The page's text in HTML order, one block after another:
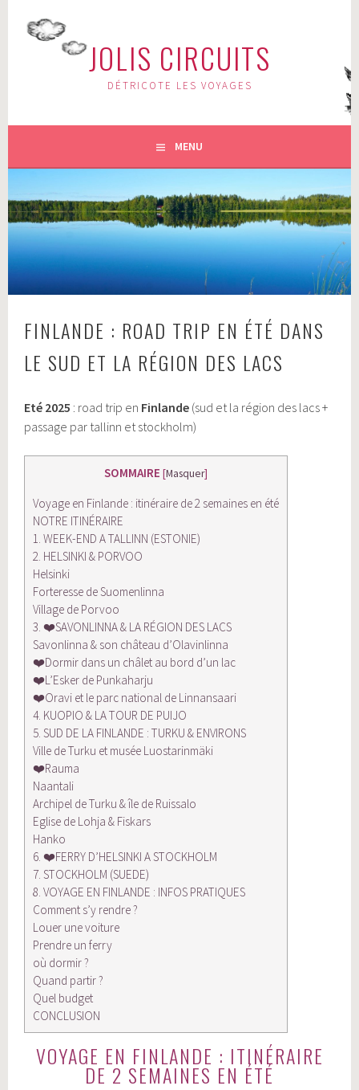
JOLIS CIRCUITS
DÉTRICOTE LES VOYAGES
MENU
FINLANDE : ROAD TRIP EN ÉTÉ DANS
LE SUD ET LA RÉGION DES LACS
Eté 2025 : road trip en Finlande (sud et la région des lacs +
passage par tallinn et stockholm)
SOMMAIRE [Masquer]
Voyage en Finlande : itinéraire de 2 semaines en été
NOTRE ITINÉRAIRE
1. WEEK-END A TALLINN (ESTONIE)
2. HELSINKI & PORVOO
Helsinki
Forteresse de Suomenlinna
Village de Porvoo
3. ❤️SAVONLINNA & LA RÉGION DES LACS
Savonlinna & son château d’Olavinlinna
❤️Dormir dans un châlet au bord d’un lac
❤️L’Esker de Punkaharju
❤️Oravi et le parc national de Linnansaari
4. KUOPIO & LA TOUR DE PUIJO
5. SUD DE LA FINLANDE : TURKU & ENVIRONS
Ville de Turku et musée Luostarinmäki
❤️Rauma
Naantali
Archipel de Turku & île de Ruissalo
Eglise de Lohja & Fiskars
Hanko
6. ❤️FERRY D’HELSINKI A STOCKHOLM
7. STOCKHOLM (SUEDE)
8. VOYAGE EN FINLANDE : INFOS PRATIQUES
Comment s’y rendre ?
Louer une voiture
Prendre un ferry
où dormir ?
Quand partir ?
Quel budget
CONCLUSION
VOYAGE EN FINLANDE : ITINÉRAIRE
DE 2 SEMAINES EN ÉTÉ